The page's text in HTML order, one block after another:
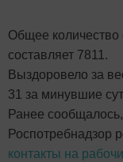
Общее количество
составляет 7811.
Выздоровело за
31 за минувшие
Ранее
Роспотребнадзор
контакты на